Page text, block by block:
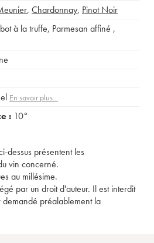
, Chardonnay, Pinot Noir
à la truffe, Parmesan affiné ,
En savoir plus...
: 10°
dessus présentent les
vin concerné.
au millésime.
par un droit d'auteur. Il est interdit
préalablement la